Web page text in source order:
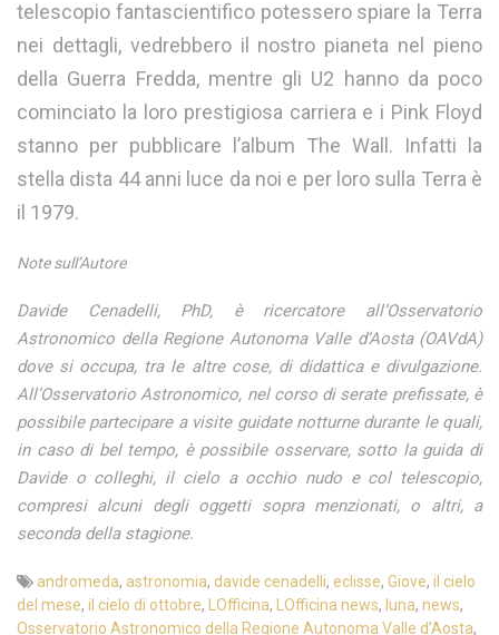
telescopio fantascientifico potessero spiare la Terra
nei dettagli, vedrebbero il nostro pianeta nel pieno
della Guerra Fredda, mentre gli U2 hanno da poco
cominciato la loro prestigiosa carriera e i Pink Floyd
stanno per pubblicare l’album The Wall. Infatti la
stella dista 44 anni luce da noi e per loro sulla Terra è
il 1979.
Note sull’Autore
Davide Cenadelli, PhD, è ricercatore all’Osservatorio
Astronomico della Regione Autonoma Valle d’Aosta (OAVdA)
dove si occupa, tra le altre cose, di didattica e divulgazione.
All’Osservatorio Astronomico, nel corso di serate prefissate, è
possibile partecipare a visite guidate notturne durante le quali,
in caso di bel tempo, è possibile osservare, sotto la guida di
Davide o colleghi, il cielo a occhio nudo e col telescopio,
compresi alcuni degli oggetti sopra menzionati, o altri, a
seconda della stagione.
andromeda, astronomia, davide cenadelli, eclisse, Giove, il cielo
del mese, il cielo di ottobre, LOfficina, LOfficina news, luna, news,
Osservatorio Astronomico della Regione Autonoma Valle d’Aosta,